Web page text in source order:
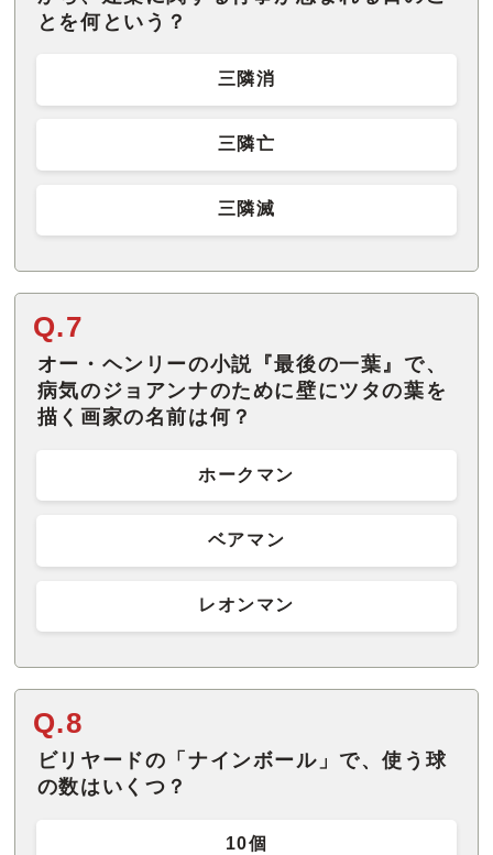
とを何という？
三隣消
三隣亡
三隣滅
Q.7
オー・ヘンリーの小説『最後の一葉』で、
病気のジョアンナのために壁にツタの葉を
描く画家の名前は何？
ホークマン
ベアマン
レオンマン
Q.8
ビリヤードの「ナインボール」で、使う球
の数はいくつ？
10個